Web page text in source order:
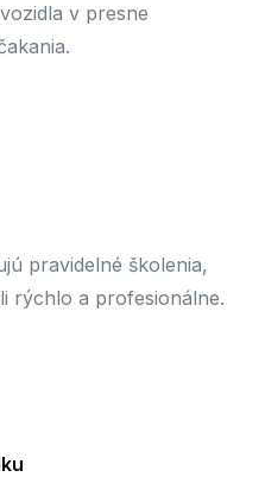
v presne
pravidelné školenia,
rýchlo a profesionálne.